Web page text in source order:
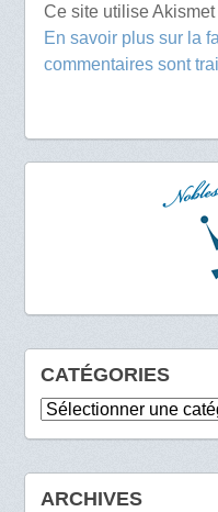
Ce site utilise
En savoir plus sur la
commentaires sont
CATÉGORIES
Catégories
ARCHIVES